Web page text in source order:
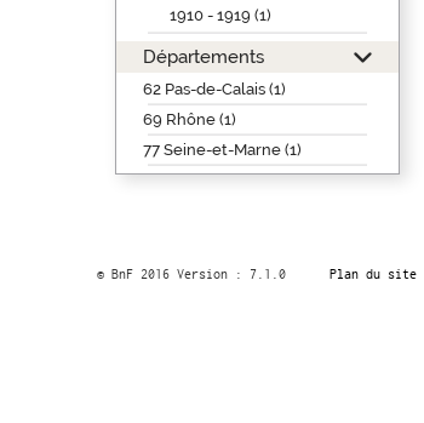
1910 - 1919 (1)
Départements
62 Pas-de-Calais (1)
69 Rhône (1)
77 Seine-et-Marne (1)
© BnF 2016 Version : 7.1.0 Plan du site